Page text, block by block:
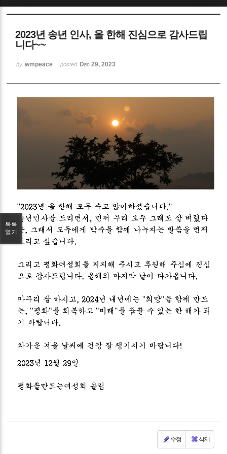
2023년 송년 인사, 올 한해 진심으로 감사드립
니다~~
by wmpeace posted Dec 29, 2023
수정 삭제
목록
열기
Sketchbook5, 스케치북5
Sketchbook5, 스케치북5